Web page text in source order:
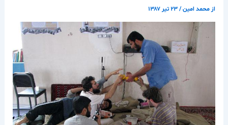
از محمد امین/۲۳ تیر ۱۳۸۷